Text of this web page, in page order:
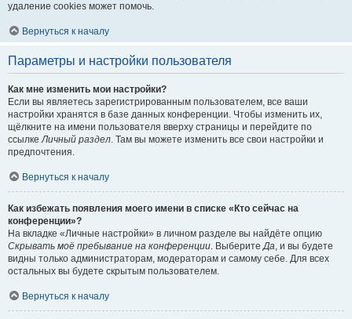
удаление cookies может помочь.
Вернуться к началу
Параметры и настройки пользователя
Как мне изменить мои настройки?
Если вы являетесь зарегистрированным пользователем, все ваши
настройки хранятся в базе данных конференции. Чтобы изменить их,
щёлкните на имени пользователя вверху страницы и перейдите по
ссылкеЛичный раздел. Там вы можете изменить все свои настройки и
предпочтения.
Вернуться к началу
Как избежать появления моего имени в списке «Кто сейчас на
конференции»?
На вкладке «Личные настройки» в личном разделе вы найдёте опцию
Скрывать моё пребывание на конференции. ВыберитеДа, и вы будете
видны только администраторам, модераторам и самому себе. Для всех
остальных вы будете скрытым пользователем.
Вернуться к началу